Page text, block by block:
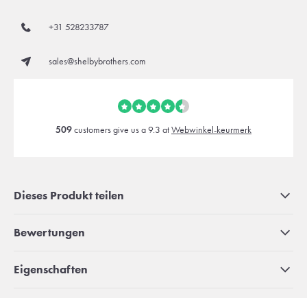
+31 528233787
sales@shelbybrothers.com
509customers give us a 9.3 atWebwinkel-keurmerk
Dieses Produkt teilen
Bewertungen
Eigenschaften